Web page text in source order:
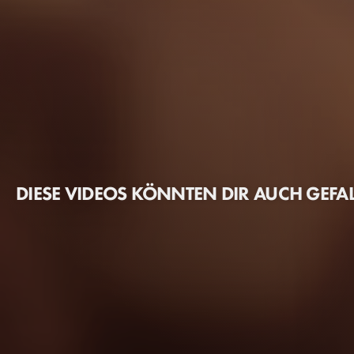
DIESE VIDEOS KÖNNTEN DIR AUCH